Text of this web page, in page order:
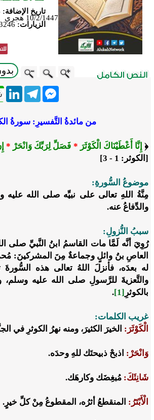
تاريخ الإضافة:
10/2/1447 هجري
الزيارات:
Telegram
Messenger
من مائدةُ التَّفسيرِ: سورةُ
﴿ إِنَّا أَعْطَيْنَاكَ الْكَوْثَرَ * فَصَلِّ لِرَبِّكَ وَانْحَرْ *
[الكوثر: 1 - 3]
موضوعُ السُّورةِ:
مِنَّةُ اللهِ تعالى على نبيِّه صلى الله عليه
والدِّفاعُ عنه.
سببُ النُّزولِ:
رُوِيَ أنَّه لَمَّا مات القاسمُ ابنُ النَّبيِّ صلى
العاصِ بنُ وائلٍ وجماعةٌ مِنَ المشركينَ:
له بعدَه، فأنزلَ اللهُ تعالى هذه السُّورةَ
والتَّعزيةَ للرَّسولِ صلى الله عليه وسلم،
بالكوثرِ [1]
.
غريب الكلمات:
الْكَوْثَرَ: الخيرَ الكثيرَ، ومنه نهرُ الكوثرِ في
وَانْحَرْ: اذبحْ ذبيحتَك للهِ وحدَه.
شَانِئَكَ: مُبغِضَك وكارهَك.
الْأَبْتَرُ: المنقطعُ أثرُه، المقطوعُ مِنْ كلِّ خيرٍ.